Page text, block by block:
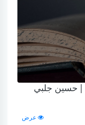
| حسين جلبي
عرض